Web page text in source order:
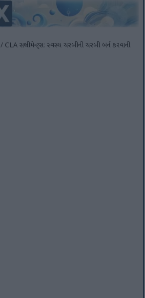
/ CLA સપ્લીમેન્ટ્સ: સ્વસ્થ ચરબીની ચરબી બર્ન કરવાની